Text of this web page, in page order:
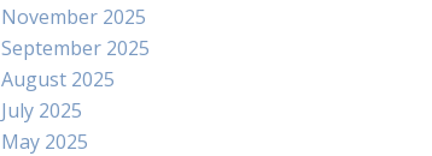
November 2025
September 2025
August 2025
July 2025
May 2025